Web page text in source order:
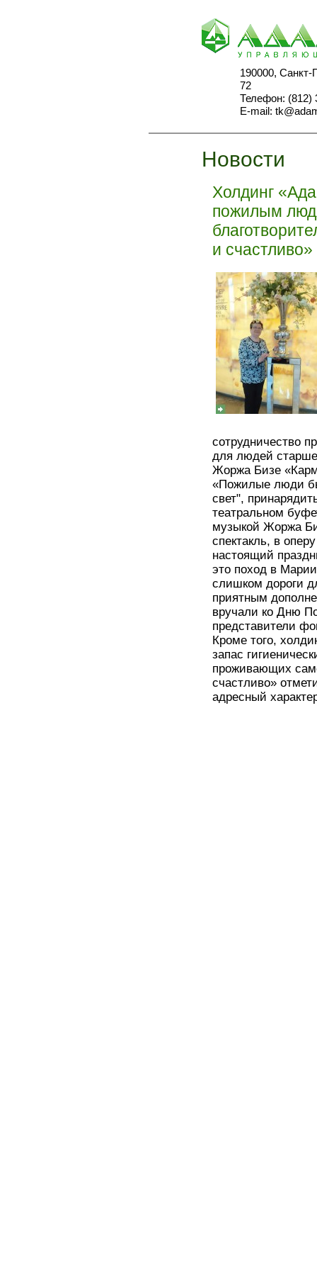
190000, Санкт-
72
Телефон: (812)
E-mail:
Новости
Холдинг
пожилым
и счастливо»
сотрудничество
для людей
Жоржа Бизе
«Пожилые люди
свет",
театральном
музыкой Жоржа
спектакль, в
настоящий
это поход в
слишком дороги
приятным
вручали ко Дню
представители
Кроме того,
запас
проживающих
счастливо»
адресный